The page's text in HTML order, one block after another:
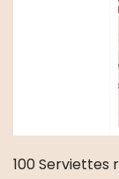
100